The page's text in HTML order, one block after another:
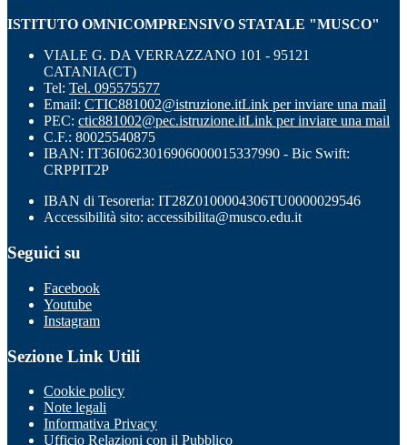
ISTITUTO OMNICOMPRENSIVO STATALE "MUSCO"
VIALE G. DA VERRAZZANO 101 - 95121
CATANIA(CT)
Tel: Tel. 095575577
Email: CTIC881002@istruzione.itLink per inviare una mail
PEC: ctic881002@pec.istruzione.itLink per inviare una mail
C.F.: 80025540875
IBAN: IT36I0623016906000015337990 - Bic Swift:
CRPPIT2P
IBAN di Tesoreria: IT28Z0100004306TU0000029546
Accessibilità sito: accessibilita@musco.edu.it
Seguici su
Facebook
Youtube
Instagram
Sezione Link Utili
Cookie policy
Note legali
Informativa Privacy
Ufficio Relazioni con il Pubblico